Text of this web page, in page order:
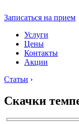
Записаться на прием
Услуги
Цены
Контакты
Акции
Статьи ›
Скачки